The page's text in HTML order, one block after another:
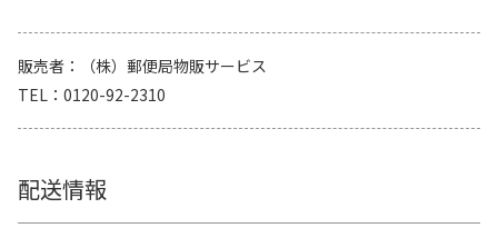
販売者
（株）郵便局物販サービス
TEL
0120-92-2310
配送情報